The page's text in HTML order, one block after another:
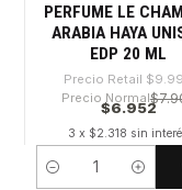
PERFUME LE
ARABIA HAYA
EDP 20 ML
Precio Retail
Precio Normal
$6.952
3 x $2.318 sin
Cantidad